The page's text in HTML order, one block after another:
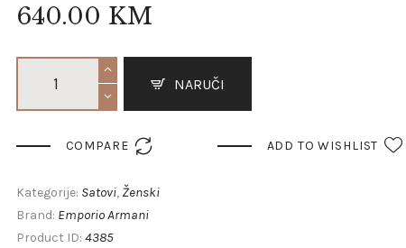
640.00 KM
NARUČI
COMPARE  ADD TO WISHLIST
Kategorije: Satovi, Ženski
Brand: Emporio Armani
Product ID: 4385